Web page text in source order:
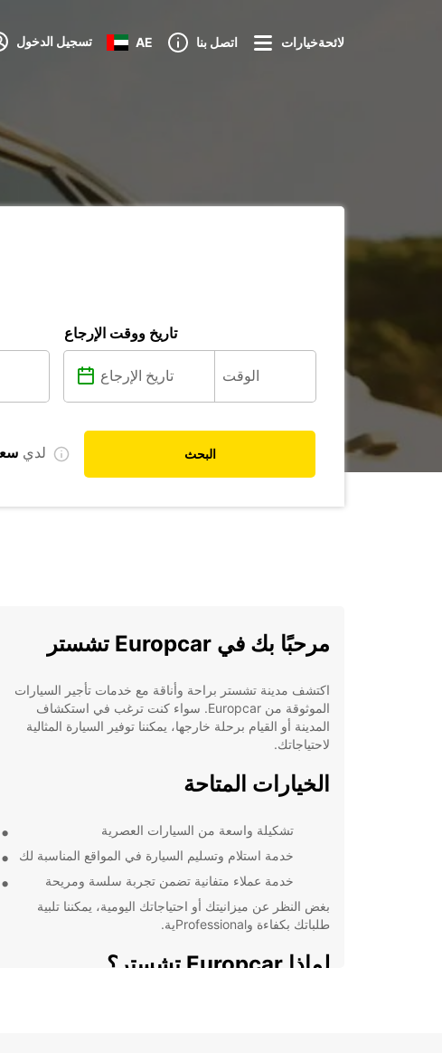
تسجيل الدخول AE اتصل بنا لائحةخيارات
تاريخ ووقت الإرجاع
لدي البحث
مرحبًا بك في Europcar تشستر
اكتشف مدينة تشستر براحة وأناقة مع خدمات تأجير السيارات
الموثوقة من Europcar. سواء كنت ترغب في استكشاف
المدينة أو القيام برحلة خارجها، يمكننا توفير السيارة المثالية
لاحتياجاتك.
الخيارات المتاحة
تشكيلة واسعة من السيارات العصرية
خدمة استلام وتسليم السيارة في المواقع المناسبة لك
خدمة عملاء متفانية تضمن تجربة سلسة ومريحة
بغض النظر عن ميزانيتك أو احتياجاتك اليومية، يمكننا تلبية
طلباتك بكفاءة وProfessionalية.
لماذا Europcar تشستر؟